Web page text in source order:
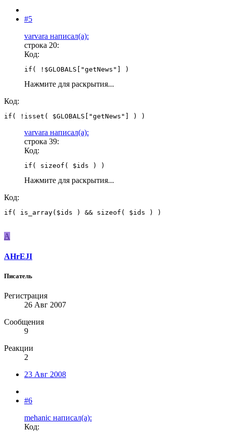
#5
varvara написал(а):
строка 20:
Код:
if( !$GLOBALS["getNews"] )
Нажмите для раскрытия...
Код:
if( !isset( $GLOBALS["getNews"] ) )
varvara написал(а):
строка 39:
Код:
if( sizeof( $ids ) )
Нажмите для раскрытия...
Код:
if( is_array($ids ) && sizeof( $ids ) )
A
AHrEJI
Писатель
Регистрация
26 Авг 2007
Сообщения
9
Реакции
2
23 Авг 2008
#6
mehanic написал(а):
Код: